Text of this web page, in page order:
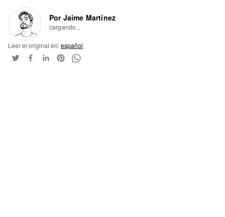
Por Jaime Martinez
cargando...
Leer el original en:español